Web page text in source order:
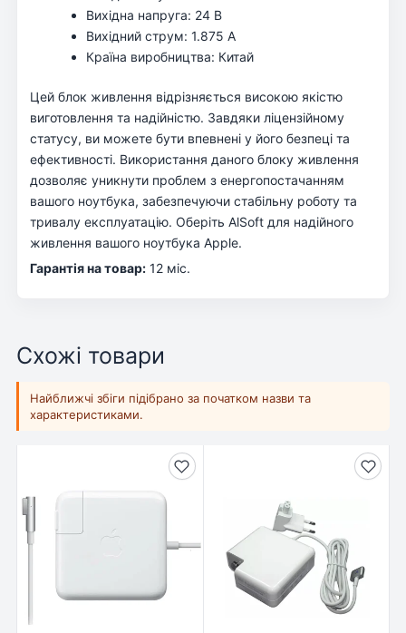
Вихідна напруга: 24 В
Вихідний струм: 1.875 А
Країна виробництва: Китай
Цей блок живлення відрізняється високою якістю
виготовлення та надійністю. Завдяки ліцензійному
статусу, ви можете бути впевнені у його безпеці та
ефективності. Використання даного блоку живлення
дозволяє уникнути проблем з енергопостачанням
вашого ноутбука, забезпечуючи стабільну роботу та
тривалу експлуатацію. Оберіть AlSoft для надійного
живлення вашого ноутбука Apple.
Гарантія на товар: 12 міс.
Схожі товари
Найближчі збіги підібрано за початком назви та
характеристиками.